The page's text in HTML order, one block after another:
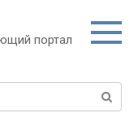
портал